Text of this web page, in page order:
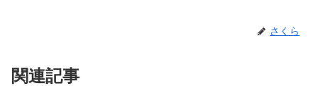
さくら
関連記事